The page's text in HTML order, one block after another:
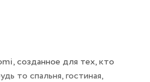
созданное для тех, кто
то спальня, гостиная,